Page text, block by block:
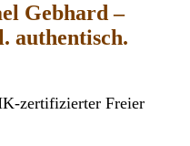
Gebhard –
authentisch.
zertifizierter Freier